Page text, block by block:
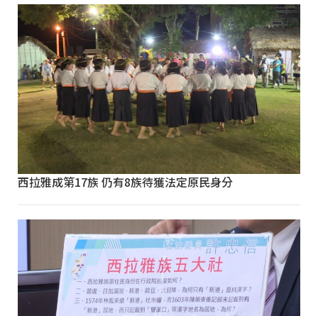
西拉雅成第17族 仍有8族待獲法定原民身分